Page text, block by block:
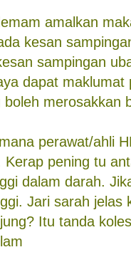
amalkan
kesan
sampingan
dapat maklumat
merosakkan
perawat/ahli
pening tu
dalam darah.
Jari sarah jelas
Itu tanda